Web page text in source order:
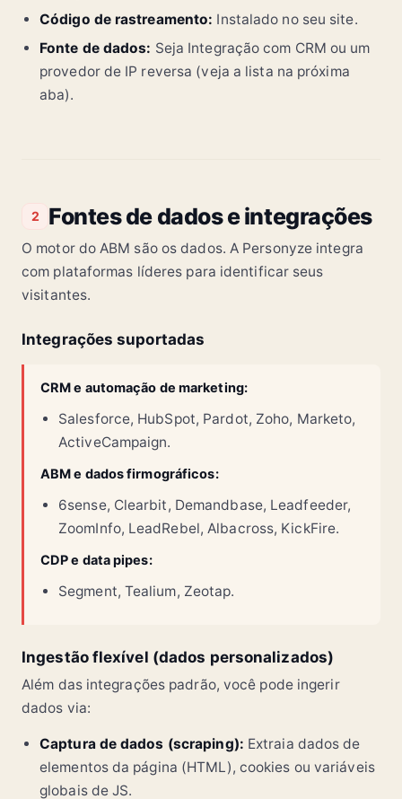
Código de rastreamento: Instalado no seu site.
Fonte de dados: Seja Integração com CRM ou um
provedor de IP reversa (veja a lista na próxima
aba).
2 Fontes de dados e integrações
O motor do ABM são os dados. A Personyze integra
com plataformas líderes para identificar seus
visitantes.
Integrações suportadas
CRM e automação de marketing:
Salesforce, HubSpot, Pardot, Zoho, Marketo,
ActiveCampaign.
ABM e dados firmográficos:
6sense, Clearbit, Demandbase, Leadfeeder,
ZoomInfo, LeadRebel, Albacross, KickFire.
CDP e data pipes:
Segment, Tealium, Zeotap.
Ingestão flexível (dados personalizados)
Além das integrações padrão, você pode ingerir
dados via:
Captura de dados (scraping): Extraia dados de
elementos da página (HTML), cookies ou variáveis
globais de JS.